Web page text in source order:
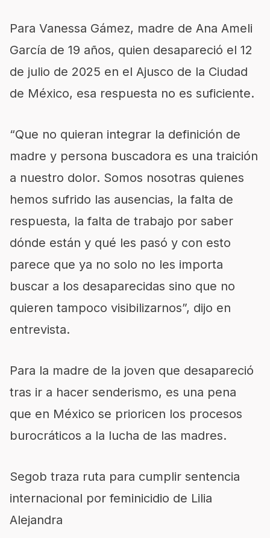
Para Vanessa Gámez, madre de Ana Ameli
García de 19 años, quien desapareció el 12
de julio de 2025 en el Ajusco de la Ciudad
de México, esa respuesta no es suficiente.
“Que no quieran integrar la definición de
madre y persona buscadora es una traición
a nuestro dolor. Somos nosotras quienes
hemos sufrido las ausencias, la falta de
respuesta, la falta de trabajo por saber
dónde están y qué les pasó y con esto
parece que ya no solo no les importa
buscar a los desaparecidas sino que no
quieren tampoco visibilizarnos”, dijo en
entrevista.
Para la madre de la joven que desapareció
tras ir a hacer senderismo, es una pena
que en México se prioricen los procesos
burocráticos a la lucha de las madres.
Segob traza ruta para cumplir sentencia
internacional por feminicidio de Lilia
Alejandra